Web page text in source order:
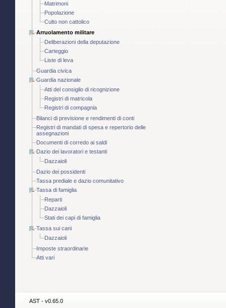
Matrimoni
Popolazione
Culto non cattolico
Arruolamento militare
Deliberazioni della deputazione
Carteggio
Liste di leva
Guardia civica
Guardia nazionale
Atti del consiglio di ricognizione
Registri di matricola
Registri di compagnia
Bilanci di previsione e rendimenti di conti
Registri di mandati di spesa e repertorio delle
assegnazioni
Documenti di corredo ai saldi
Dazio dei lavoratori e testanti
Dazzaioli
Dazio dei possidenti
Tassa prediale e dazio comunitativo
Tassa di famiglia
Reparti
Dazzaioli
Stati dei capi di famiglia
Tassa sui cani
Dazzaioli
Imposte straordinarie
Atti vari
AST - v0.65.0